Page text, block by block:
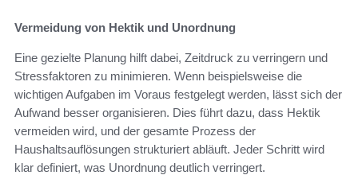
Vermeidung von Hektik und Unordnung
Eine gezielte Planung hilft dabei, Zeitdruck zu verringern und
Stressfaktoren zu minimieren. Wenn beispielsweise die
wichtigen Aufgaben im Voraus festgelegt werden, lässt sich der
Aufwand besser organisieren. Dies führt dazu, dass Hektik
vermeiden wird, und der gesamte Prozess der
Haushaltsauflösungen strukturiert abläuft. Jeder Schritt wird
klar definiert, was Unordnung deutlich verringert.